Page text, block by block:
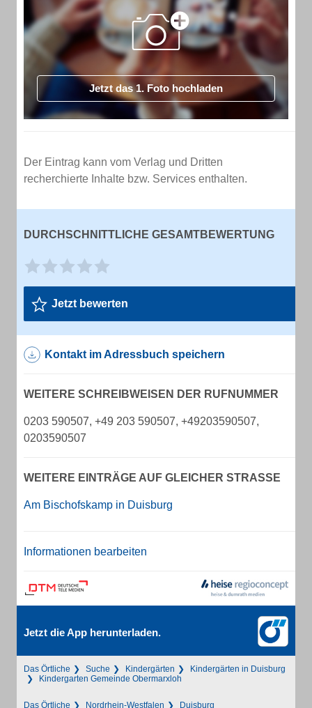
Jetzt das 1. Foto hochladen
Der Eintrag kann vom Verlag und Dritten
recherchierte Inhalte bzw. Services enthalten.
DURCHSCHNITTLICHE GESAMTBEWERTUNG
Jetzt bewerten
Kontakt im Adressbuch speichern
WEITERE SCHREIBWEISEN DER RUFNUMMER
0203 590507, +49 203 590507, +49203590507,
0203590507
WEITERE EINTRÄGE AUF GLEICHER STRASSE
Am Bischofskamp in Duisburg
Informationen bearbeiten
Jetzt die App herunterladen.
Das Örtliche Suche Kindergärten
Kindergärten in Duisburg
Kindergarten Gemeinde Obermarxloh
Das Örtliche Nordrhein-Westfalen Duisburg